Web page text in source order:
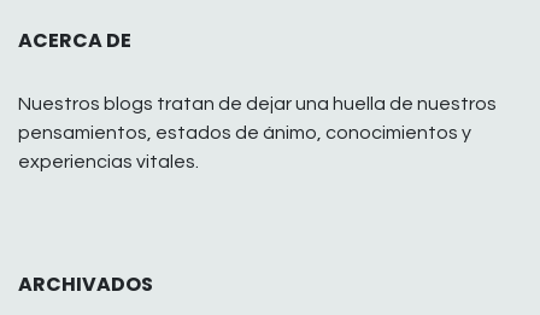
ACERCA DE
Nuestros blogs tratan de dejar una huella de nuestros
pensamientos, estados de ánimo, conocimientos y
experiencias vitales.
ARCHIVADOS